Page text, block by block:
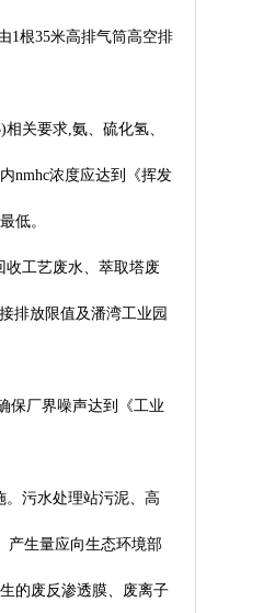
1根35米高排气筒高空排
关要求,氨、硫化氢、
nmhc浓度应达到《挥发
低。
工艺废水、萃取塔废
排放限值及潘湾工业园
保厂界噪声达到《工业
污水处理站污泥、高
产生量应向生态环境部
的废反渗透膜、废离子